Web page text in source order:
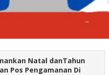
Natal danTahun
Pos Pengamanan Di